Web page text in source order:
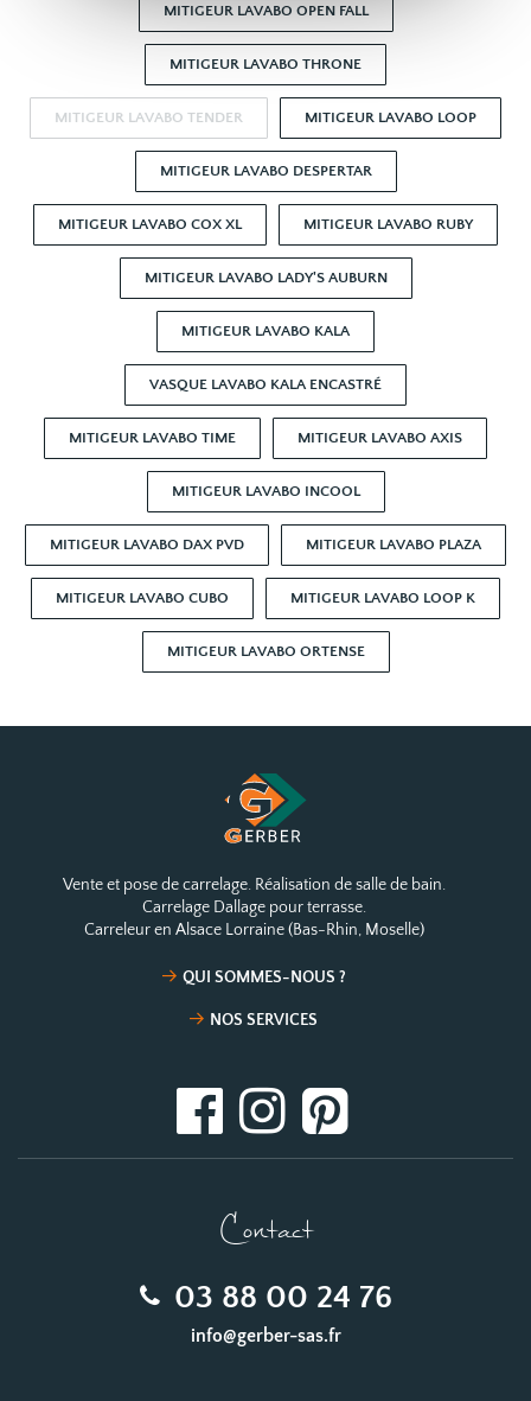
MITIGEUR LAVABO OPEN FALL
MITIGEUR LAVABO THRONE
MITIGEUR LAVABO TENDER MITIGEUR LAVABO LOOP
MITIGEUR LAVABO DESPERTAR
MITIGEUR LAVABO COX XL MITIGEUR LAVABO RUBY
MITIGEUR LAVABO LADY'S AUBURN
MITIGEUR LAVABO KALA
VASQUE LAVABO KALA ENCASTRÉ
MITIGEUR LAVABO TIME MITIGEUR LAVABO AXIS
MITIGEUR LAVABO INCOOL
MITIGEUR LAVABO DAX PVD MITIGEUR LAVABO PLAZA
MITIGEUR LAVABO CUBO MITIGEUR LAVABO LOOP K
MITIGEUR LAVABO ORTENSE
Vente et pose de carrelage. Réalisation de salle de bain.
Carrelage Dallage pour terrasse.
Carreleur en Alsace Lorraine (Bas-Rhin, Moselle)
QUI SOMMES-NOUS ?
NOS SERVICES
Contact
03 88 00 24 76
info@gerber-sas.fr